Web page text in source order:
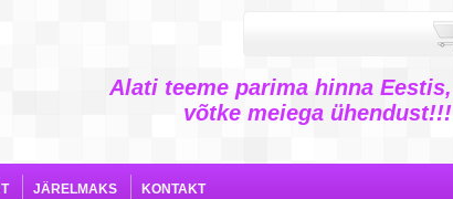
JÄRELMAKS KONTAKT
Alati teeme parima hinna Eestis,
võtke meiega ühendust!!!